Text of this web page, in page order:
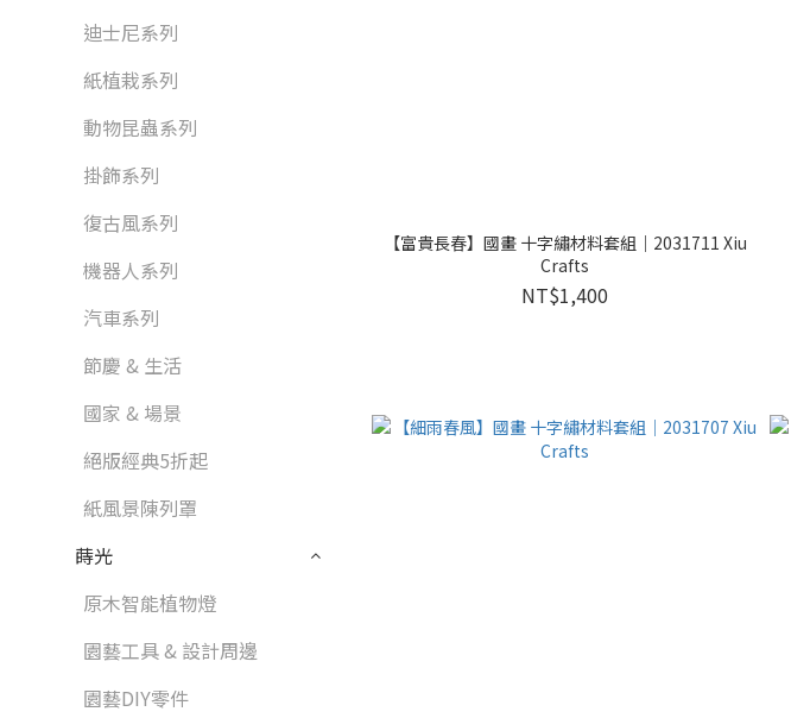
迪士尼系列
紙植栽系列
動物昆蟲系列
掛飾系列
復古風系列
機器人系列
汽車系列
節慶 & 生活
國家 & 場景
絕版經典5折起
紙風景陳列罩
蒔光
原木智能植物燈
園藝工具 & 設計周邊
園藝DIY零件
【富貴長春】國畫 十字繡材料套組｜2031711 Xiu
Crafts
NT$1,400